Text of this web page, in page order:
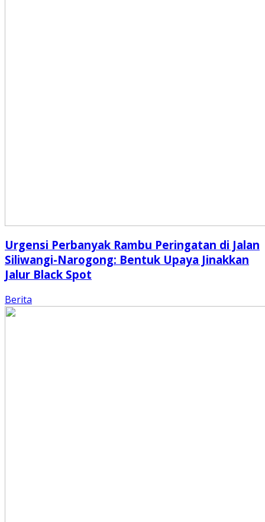
Urgensi Perbanyak Rambu Peringatan di Jalan
Siliwangi-Narogong: Bentuk Upaya Jinakkan
Jalur Black Spot
Berita